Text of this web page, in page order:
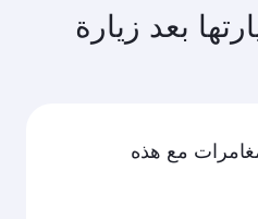
بعد زيارة
مع هذه